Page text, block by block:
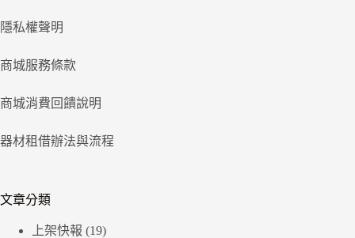
隱私權聲明
商城服務條款
商城消費回饋說明
器材租借辦法與流程
文章分類
上架快報 (19)